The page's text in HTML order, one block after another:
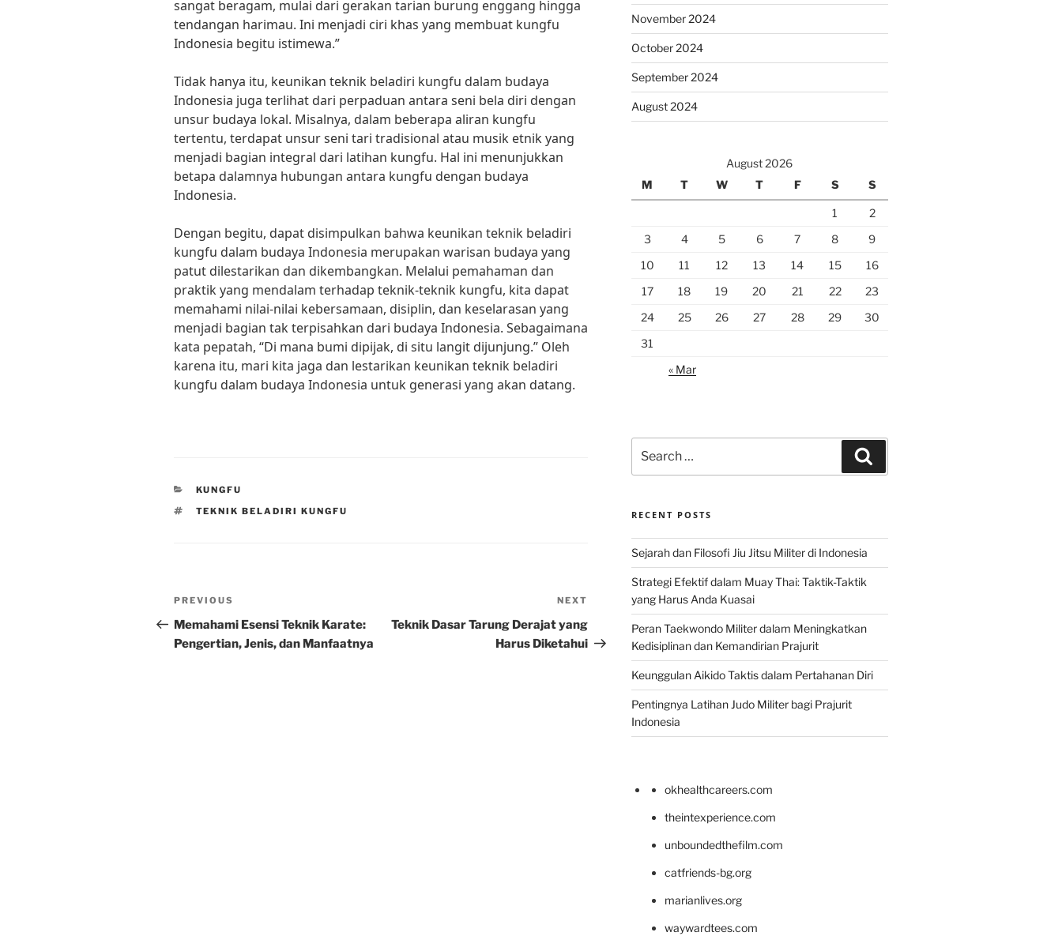
sangat beragam, mulai dari gerakan tarian burung enggang hingga
tendangan harimau. Ini menjadi ciri khas yang membuat kungfu
Indonesia begitu istimewa.”
Tidak hanya itu, keunikan teknik beladiri kungfu dalam budaya
Indonesia juga terlihat dari perpaduan antara seni bela diri dengan
unsur budaya lokal. Misalnya, dalam beberapa aliran kungfu
tertentu, terdapat unsur seni tari tradisional atau musik etnik yang
menjadi bagian integral dari latihan kungfu. Hal ini menunjukkan
betapa dalamnya hubungan antara kungfu dengan budaya
Indonesia.
Dengan begitu, dapat disimpulkan bahwa keunikan teknik beladiri
kungfu dalam budaya Indonesia merupakan warisan budaya yang
patut dilestarikan dan dikembangkan. Melalui pemahaman dan
praktik yang mendalam terhadap teknik-teknik kungfu, kita dapat
memahami nilai-nilai kebersamaan, disiplin, dan keselarasan yang
menjadi bagian tak terpisahkan dari budaya Indonesia. Sebagaimana
kata pepatah, “Di mana bumi dipijak, di situ langit dijunjung.” Oleh
karena itu, mari kita jaga dan lestarikan keunikan teknik beladiri
kungfu dalam budaya Indonesia untuk generasi yang akan datang.
CATEGORIES
KUNGFU
TAGS
TEKNIK BELADIRI KUNGFU
Post
navigation
Previous
Post
PREVIOUS
Memahami Esensi Teknik Karate:
Pengertian, Jenis, dan Manfaatnya
Post
NEXT
Teknik Dasar Tarung Derajat yang
Harus Diketahui
November 2024
October 2024
September 2024
August 2024
August 2026
M
T W T F S S
1
2
3
4 5 6 7 8
9
10
11 12 13 14 15
16
17
18 19 20 21 22
23
24
25 26 27 28 29
30
31
« Mar
for:
RECENT POSTS
Sejarah dan Filosofi Jiu Jitsu Militer di Indonesia
Strategi Efektif dalam Muay Thai: Taktik-Taktik
yang Harus Anda Kuasai
Peran Taekwondo Militer dalam Meningkatkan
Kedisiplinan dan Kemandirian Prajurit
Keunggulan Aikido Taktis dalam Pertahanan Diri
Pentingnya Latihan Judo Militer bagi Prajurit
Indonesia
okhealthcareers.com
theintexperience.com
unboundedthefilm.com
catfriends-bg.org
marianlives.org
waywardtees.com